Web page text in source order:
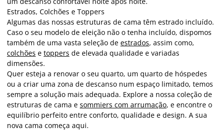
Estrados, Colchões e Toppers
Algumas das nossas estruturas de cama têm estrado incluído.
Caso o seu modelo de eleição não o tenha incluído, dispomos
também de uma vasta seleção de estrados, assim como,
colchões e toppers de elevada qualidade e variadas
dimensões.
Quer esteja a renovar o seu quarto, um quarto de hóspedes
ou a criar uma zona de descanso num espaço limitado, temos
sempre a solução mais adequada. Explore a nossa coleção de
estruturas de cama e sommiers com arrumação, e encontre o
equilíbrio perfeito entre conforto, qualidade e design. A sua
nova cama começa aqui.